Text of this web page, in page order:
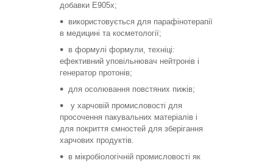
добавки E905х;
використовується для парафінотерапії
в медицині та косметології;
в формулі формули, техніці:
ефективний уповільнювач нейтронів і
генератор протонів;
для осолювання повстяних пижів;
у харчовій промисловості для
просочення пакувальних матеріалів і
для покриття ємностей для зберігання
харчових продуктів.
в мікробіологічній промисловості як